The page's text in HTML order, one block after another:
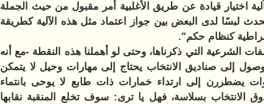
اختيار قيادة عن طريق الأغلبية أمر مقبول من حيث الجملة
لبسًا لدى البعض بين جواز اعتماد مثل هذه الآلية كطريقة
كنظام حكم".
الشرعية التي ذكرناها، وحتى لو أهملنا هذه النقطة -مع أنه
إلى صناديق الانتخاب يحتاج إلى مهارات وحيل لا يتمكن
يضطررن إلى ارتداء خمارات ذات طابع لا يوحى بانتماء
الانتخاب بسلاسة، فهل يا ترى: سوف تخلع المنقبة نقابها